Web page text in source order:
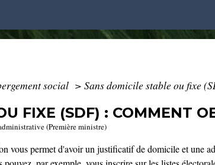
social > Sans domicile stable ou fixe
FIXE (SDF) : COMMENT
(Première ministre)
vous permet d'avoir un justificatif de domicile et une